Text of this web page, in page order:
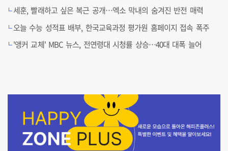
세훈, 빨래하고 싶은 복근 공개…엑소 막내의 숨겨진 반전 매력
오늘 수능 성적표 배부, 한국교육과정 평가원 홈페이지 접속 폭주
'앵커 교체' MBC 뉴스, 전연령대 시청률 상승…40대 대폭 늘어